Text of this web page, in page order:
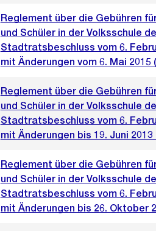
Reglement über die Gebühren
und Schüler in der Volksschule
Stadtratsbeschluss vom 6.
mit Änderungen vom 6. Mai 2015
Reglement über die Gebühren
und Schüler in der Volksschule
Stadtratsbeschluss vom 6.
mit Änderungen bis 19. Juni 2013
Reglement über die Gebühren
und Schüler in der Volksschule
Stadtratsbeschluss vom 6.
mit Änderungen bis 26. Oktober